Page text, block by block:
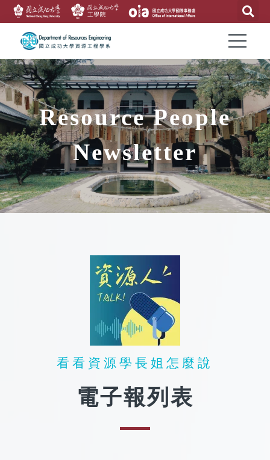
Resource People
Newsletter
看看資源學長姐怎麼說​
電子報列表